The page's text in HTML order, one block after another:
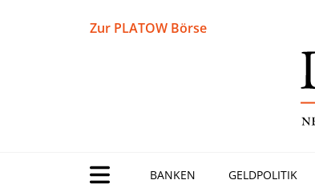
Zur PLATOW Börse
BANKEN GELDPOLITIK